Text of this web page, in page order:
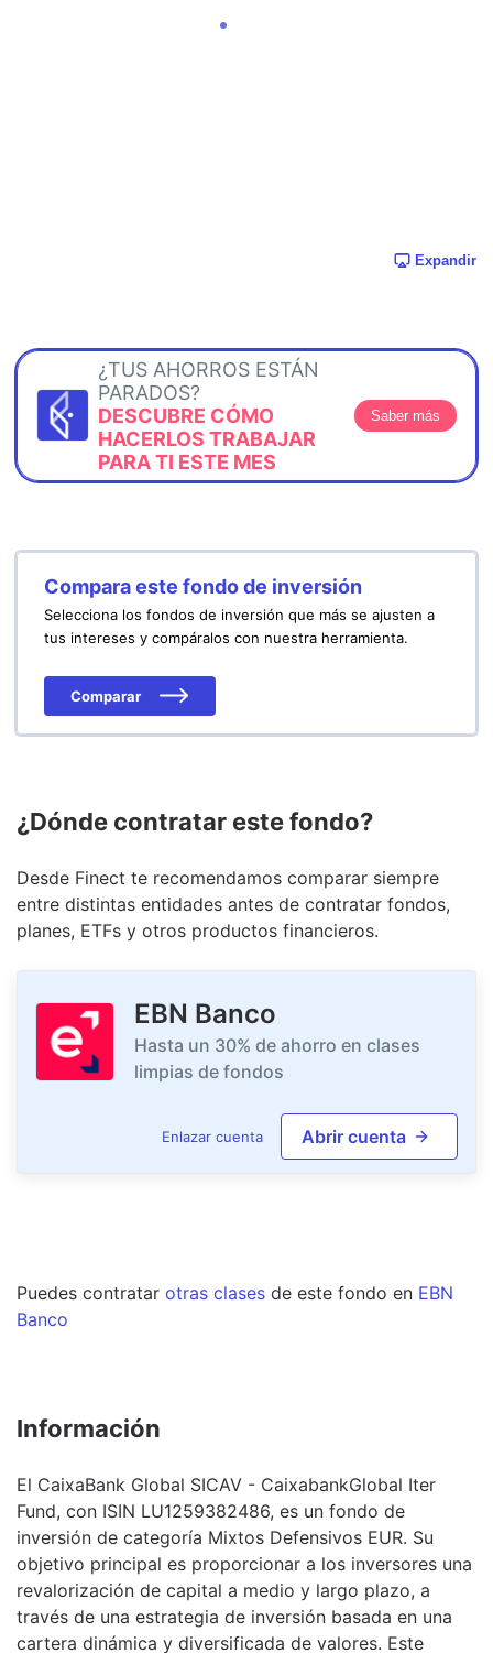
Expandir
¿TUS AHORROS ESTÁN
PARADOS?
DESCUBRE CÓMO
HACERLOS TRABAJAR
PARA TI ESTE MES
Saber más
Compara este fondo de inversión
Selecciona los fondos de inversión que más se ajusten a
tus intereses y compáralos con nuestra herramienta.
Comparar
¿Dónde contratar este fondo?
Desde Finect te recomendamos comparar siempre
entre distintas entidades antes de contratar fondos,
planes, ETFs y otros productos financieros.
EBN Banco
Hasta un 30% de ahorro en clases
limpias de fondos
Enlazar cuenta Abrir cuenta
Puedes contratar otras clases de este fondo en EBN
Banco
Información
El CaixaBank Global SICAV - CaixabankGlobal Iter
Fund, con ISIN LU1259382486, es un fondo de
inversión de categoría Mixtos Defensivos EUR. Su
objetivo principal es proporcionar a los inversores una
revalorización de capital a medio y largo plazo, a
través de una estrategia de inversión basada en una
cartera dinámica y diversificada de valores. Este